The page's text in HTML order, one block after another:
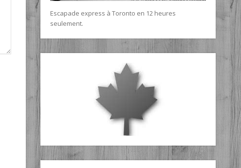
Escapade express à Toronto en 12 heures
seulement.